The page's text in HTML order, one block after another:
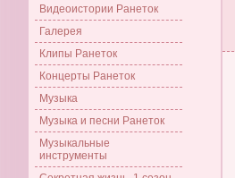
Видеоистории Ранеток
Галерея
Клипы Ранеток
Концерты Ранеток
Музыка
Музыка и песни Ранеток
Музыкальные
инструменты